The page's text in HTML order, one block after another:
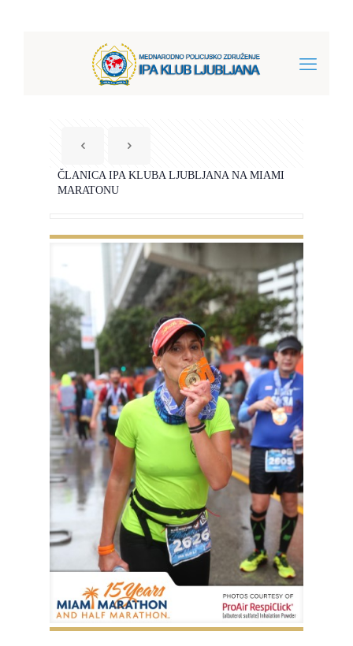
ČLANICA IPA KLUBA LJUBLJANA NA MIAMI
MARATONU